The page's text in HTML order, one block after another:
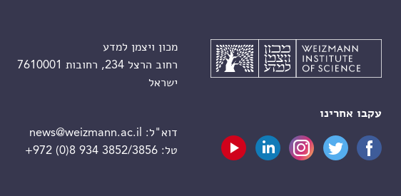
עקבו אחרינו
מכון ויצמן למדע
רחוב הרצל 234, רחובות 7610001
ישראל
דוא"ל:
news@weizmann.ac.il
טל:+972 (0)8 934 3852/3856